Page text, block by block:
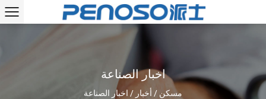
اخبار الصناعة
مسكن / أخبار / اخبار الصناعة